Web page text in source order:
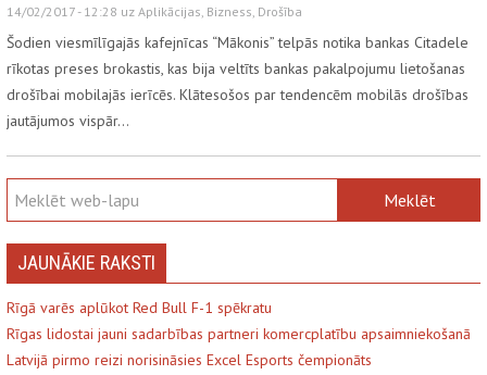
14/02/2017 - 12:28 uz Aplikācijas, Bizness, Drošība
Šodien viesmīlīgajās kafejnīcas “Mākonis” telpās notika bankas Citadele
rīkotas preses brokastis, kas bija veltīts bankas pakalpojumu lietošanas
drošībai mobilajās ierīcēs. Klātesošos par tendencēm mobilās drošības
jautājumos vispār…
JAUNĀKIE RAKSTI
Rīgā varēs aplūkot Red Bull F-1 spēkratu
Rīgas lidostai jauni sadarbības partneri komercplatību apsaimniekošanā
Latvijā pirmo reizi norisināsies Excel Esports čempionāts